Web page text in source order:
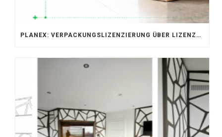
PLANEX: VERPACKUNGSLIZENZIERUNG ÜBER LIZENZERO & LUCID 2026